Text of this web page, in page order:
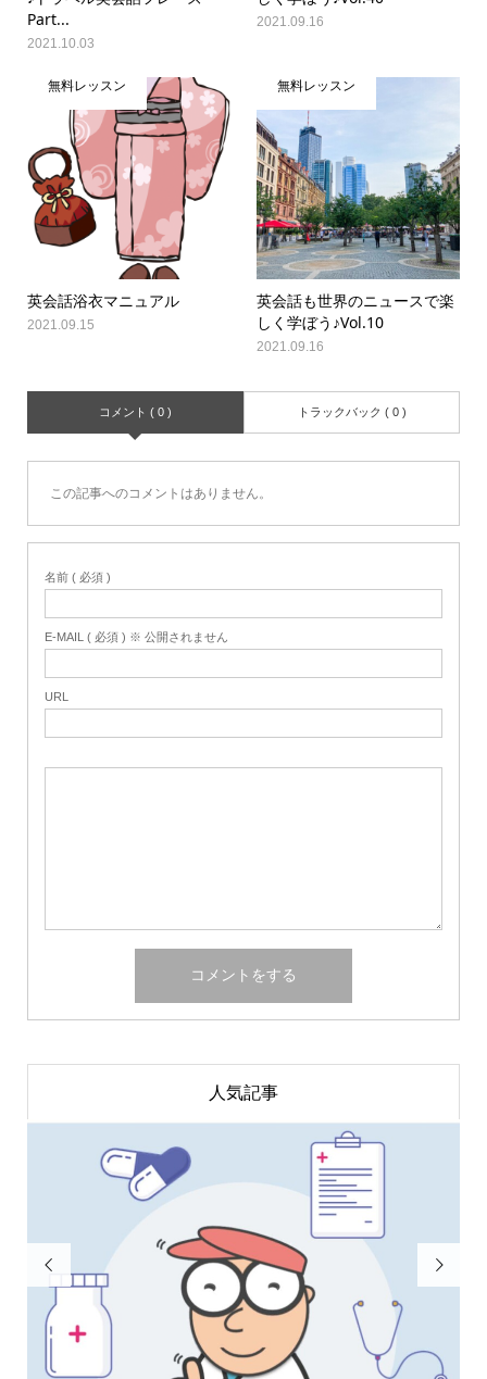
Part...
2021.10.03
2021.09.16
無料レッスン
英会話浴衣マニュアル
2021.09.15
無料レッスン
英会話も世界のニュースで楽
しく学ぼう♪Vol.10
2021.09.16
コメント ( 0 ) トラックバック ( 0 )
この記事へのコメントはありません。
名前 ( 必須 )
E-MAIL ( 必須 ) ※ 公開されません
URL
人気記事
 